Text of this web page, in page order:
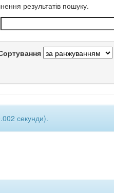
результатів пошуку.
секунди).